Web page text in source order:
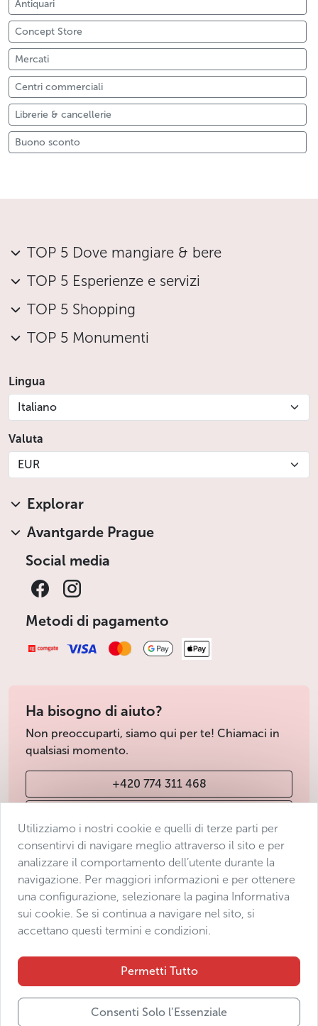
Antiquari
Concept Store
Mercati
Centri commerciali
Librerie & cancellerie
Buono sconto
TOP 5 Dove mangiare & bere
TOP 5 Esperienze e servizi
TOP 5 Shopping
TOP 5 Monumenti
Lingua
Italiano
Valuta
EUR
Explorar
Avantgarde Prague
Social media
Metodi di pagamento
Ha bisogno di aiuto?
Non preoccuparti, siamo qui per te! Chiamaci in
qualsiasi momento.
+420 774 311 468
Condizioni di vendita
Protezione dei dati
Dichiarazione di accessibilità
Manage consent
Utilizziamo i nostri cookie e quelli di terze parti per
consentirvi di navigare meglio attraverso il sito e per
analizzare il comportamento dell’utente durante la
navigazione. Per maggiori informazioni e per ottenere
una configurazione, selezionare la pagina Informativa
sui cookie. Se si continua a navigare nel sito, si
accettano questi termini e condizioni.
Permetti Tutto
Consenti Solo l’Essenziale